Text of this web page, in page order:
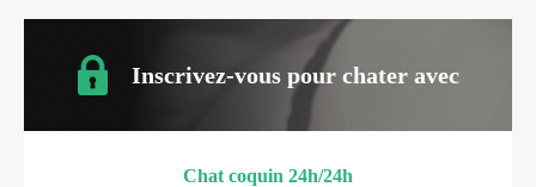
Inscrivez-vous pour chater avec
Chat coquin 24h/24h